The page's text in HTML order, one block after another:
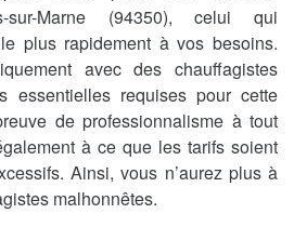
sur-Marne (94350), celui qui
plus rapidement à vos besoins.
avec des chauffagistes
essentielles requises pour cette
de professionnalisme à tout
à ce que les tarifs soient
Ainsi, vous n’aurez plus à
malhonnêtes.